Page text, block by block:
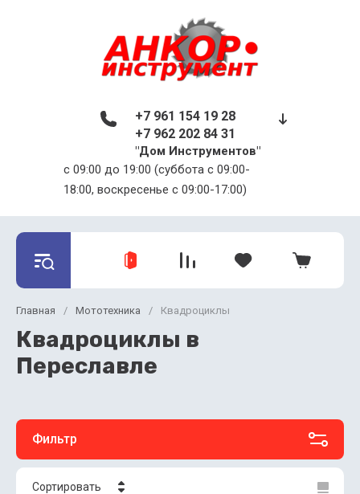
c 09:00 до 19:00 (суббота с 09:00-
18:00, воскресенье с 09:00-17:00)
+7 961 154 19 28
+7 962 202 84 31
"Дом Инструментов"
Главная / Мототехника / Квадроциклы
Квадроциклы в
Переславле
Фильтр
Сортировать